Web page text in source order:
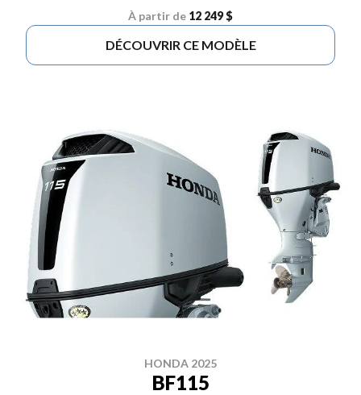
À partir de 12 249 $
DÉCOUVRIR CE MODÈLE
HONDA 2025
BF115